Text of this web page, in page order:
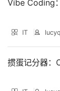
Vibe Coding
IT
掼蛋记分器：